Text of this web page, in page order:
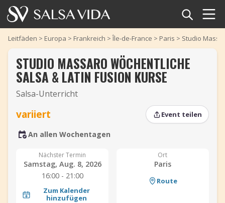
Startseite
Veranstaltungen
Artikel
Videos
Salsa-Begriffe
Leitfäden > Europa > Frankreich >Île-de-France > Paris > Studio
›
STUDIO MASSARO WÖCHENTLICHE
SALSA & LATIN FUSION KURSE
Salsa-Unterricht
variiert Event teilen
An allen Wochentagen
Nächster Termin
Samstag, Aug. 8, 2026
16:00 - 21:00
Zum Kalender
hinzufügen
Ort
Paris
Route